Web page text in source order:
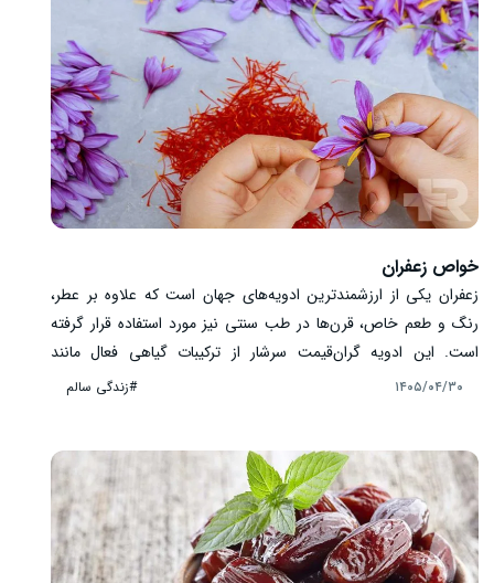
خواص زعفران
زعفران یکی از ارزشمندترین ادویه‌های جهان است که علاوه بر عطر،
رنگ و طعم خاص، قرن‌ها در طب سنتی نیز مورد استفاده قرار گرفته
است. این ادویه گران‌قیمت سرشار از ترکیبات گیاهی فعال مانند
کروسین، سافرانال و کامپفرول است که به دلیل خواص آنتی‌اکسیدانی
رژیم غذایی نیز جایگاه ویژه‌ای دارد. در ادامه با مهم‌ترین خواص زعفران
و نکات مصرف آن آشنا می‌شوید.
۱۴۰۵/۰۴/۳۰ #زندگی سالم